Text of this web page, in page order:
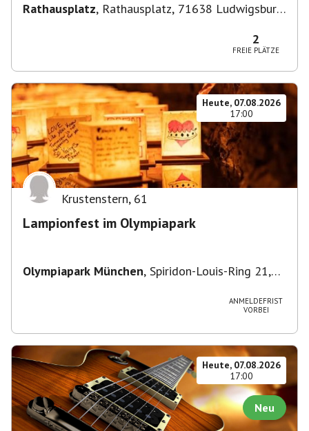
Rathausplatz, Rathausplatz, 71638 Ludwigsburg,
2
FREIE PLÄTZE
Heute, 07.08.2026
17:00
Krustenstern, 61
Lampionfest im Olympiapark
Olympiapark München, Spiridon-Louis-Ring 21,
ANMELDEFRIST
VORBEI
Heute, 07.08.2026
17:00
Neu